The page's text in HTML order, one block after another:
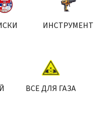
ИНСТРУМЕНТ
ВСЕ ДЛЯ ГАЗА